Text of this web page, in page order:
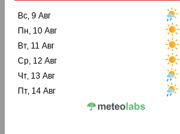
Вс, 9 Авг
Пн, 10 Авг
Вт, 11 Авг
Ср, 12 Авг
Чт, 13 Авг
Пт, 14 Авг